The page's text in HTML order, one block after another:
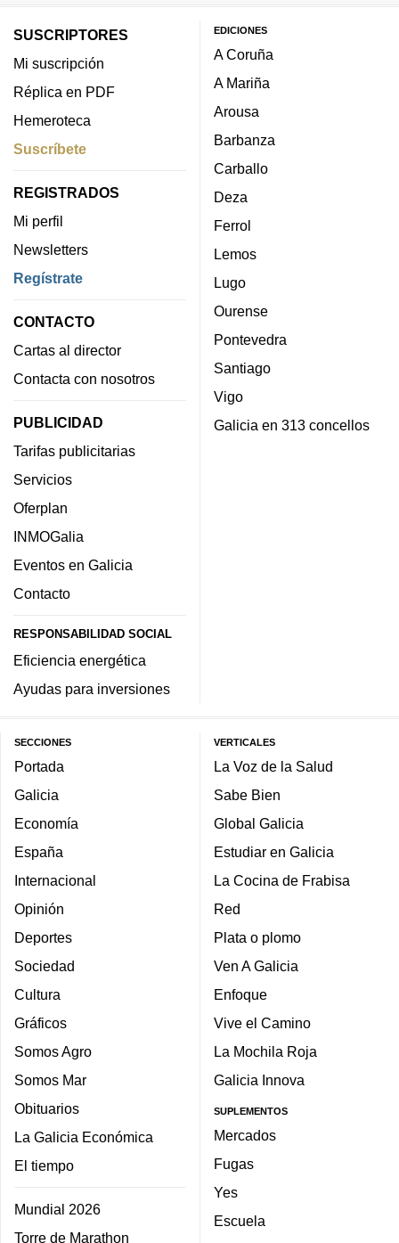
SUSCRIPTORES
Mi suscripción
Réplica en PDF
Hemeroteca
Suscríbete
REGISTRADOS
Mi perfil
Newsletters
Regístrate
CONTACTO
Cartas al director
Contacta con nosotros
PUBLICIDAD
Tarifas publicitarias
Servicios
Oferplan
INMOGalia
Eventos en Galicia
Contacto
RESPONSABILIDAD SOCIAL
Eficiencia energética
Ayudas para inversiones
EDICIONES
A Coruña
A Mariña
Arousa
Barbanza
Carballo
Deza
Ferrol
Lemos
Lugo
Ourense
Pontevedra
Santiago
Vigo
Galicia en 313 concellos
SECCIONES
Portada
Galicia
Economía
España
Internacional
Opinión
Deportes
Sociedad
Cultura
Gráficos
Somos Agro
Somos Mar
Obituarios
La Galicia Económica
El tiempo
Mundial 2026
Torre de Marathon
VERTICALES
La Voz de la Salud
Sabe Bien
Global Galicia
Estudiar en Galicia
La Cocina de Frabisa
Red
Plata o plomo
Ven A Galicia
Enfoque
Vive el Camino
La Mochila Roja
Galicia Innova
SUPLEMENTOS
Mercados
Fugas
Yes
Escuela